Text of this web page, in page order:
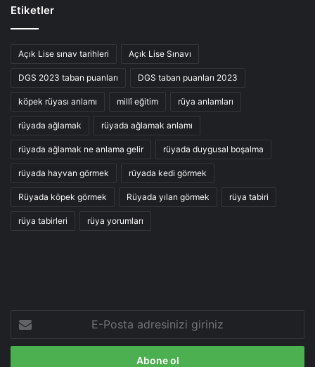
Etiketler
Açık Lise sınav tarihleri Açık Lise Sınavı
DGS 2023 taban puanları DGS taban puanları 2023
köpek rüyası anlamı millî eğitim rüya anlamları
rüyada ağlamak rüyada ağlamak anlamı
rüyada ağlamak ne anlama gelir rüyada duygusal boşalma
rüyada hayvan görmek rüyada kedi görmek
Rüyada köpek görmek Rüyada yılan görmek rüya tabiri
rüya tabirleri rüya yorumları
E-
Posta
adresinizi